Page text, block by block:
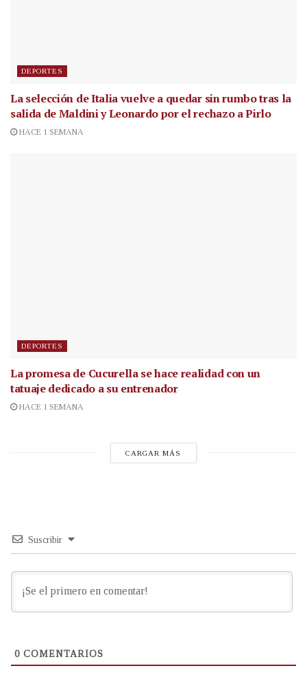
DEPORTES
La selección de Italia vuelve a quedar sin rumbo tras la
salida de Maldini y Leonardo por el rechazo a Pirlo
HACE 1 SEMANA
DEPORTES
La promesa de Cucurella se hace realidad con un
tatuaje dedicado a su entrenador
HACE 1 SEMANA
CARGAR MÁS
Suscribir
0 COMENTARIOS